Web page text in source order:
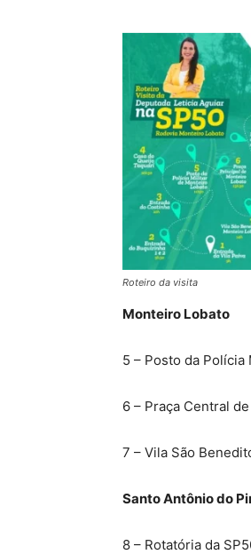
Roteiro da visita
Monteiro Lobato
5 – Posto da
6 – Praça Central
7 – Vila São
Santo Antônio do
8 – Rotatória da